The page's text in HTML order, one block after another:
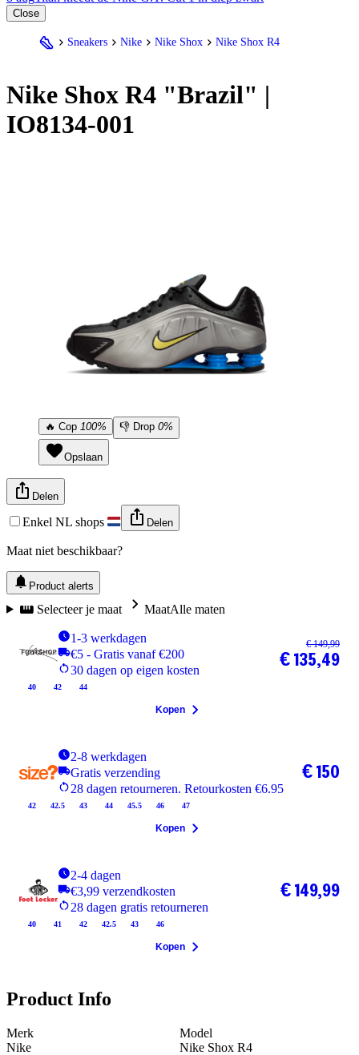
Close
Sneakers Nike Nike Shox Nike Shox R4
Nike Shox R4 "Brazil" |
IO8134-001
🔥 Cop 100% 👎 Drop 0%
Opslaan
Delen
Enkel NL shops Delen
Maat niet beschikbaar?
Product alerts
Selecteer je maat MaatAlle maten
1-3 werkdagen
€5 - Gratis vanaf €200
30 dagen op eigen kosten
40 42 44
€ 149,99
€ 135,49
Kopen
2-8 werkdagen
Gratis verzending
28 dagen retourneren. Retourkosten €6.95
42 42.5 43 44 45.5 46 47
€ 150
Kopen
2-4 dagen
€3,99 verzendkosten
28 dagen gratis retourneren
40 41 42 42.5 43 46
€ 149,99
Kopen
Product Info
Merk
Nike
Model
Nike Shox R4